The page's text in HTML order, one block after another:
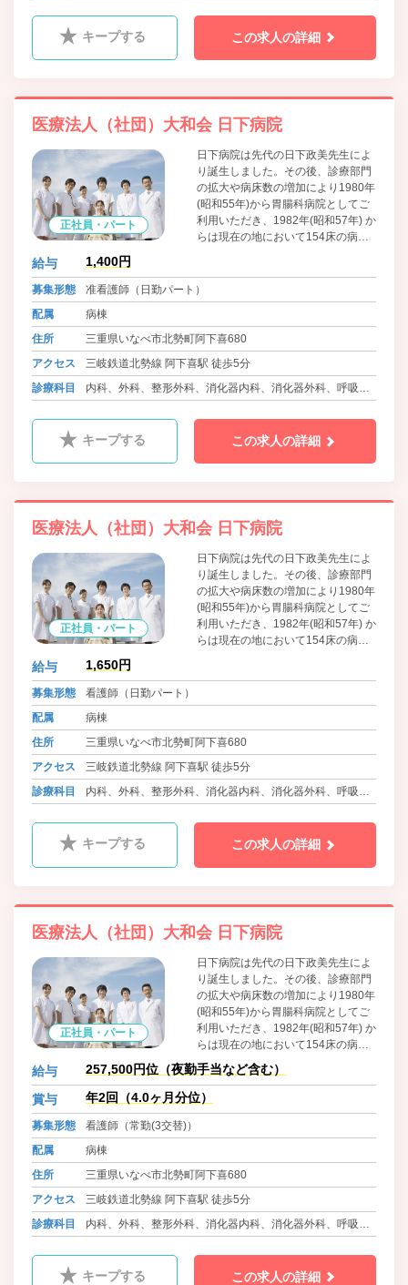
咽喉科、皮膚科、ﾘﾊﾋﾞﾘﾃｰｼｮﾝ科、リウマチ科、放射線科、
キープする この求人の詳細
医療法人（社団）大和会 日下病院
正社員・パート
日下病院は先代の日下政美先生によ
り誕生しました。その後、診療部門
の拡大や病床数の増加により1980年
(昭和55年)から胃腸科病院としてご
利用いただき、1982年(昭和57年) か
らは現在の地において154床の病院
だけるように、質の高い信頼される
医療の提供に努力しております。
給与 1,400円
募集形態
准看護師（日勤パート）
配属
病棟
住所
三重県いなべ市北勢町阿下喜680
アクセス
三岐鉄道北勢線 阿下喜駅 徒歩5分
診療科目
内科、外科、整形外科、消化器内科、消化器外科、呼吸器
咽喉科、皮膚科、ﾘﾊﾋﾞﾘﾃｰｼｮﾝ科、リウマチ科、放射線科、
キープする この求人の詳細
医療法人（社団）大和会 日下病院
正社員・パート
日下病院は先代の日下政美先生によ
り誕生しました。その後、診療部門
の拡大や病床数の増加により1980年
(昭和55年)から胃腸科病院としてご
利用いただき、1982年(昭和57年) か
らは現在の地において154床の病院
医療の提供に努力しております。
給与 1,650円
募集形態
看護師（日勤パート）
配属
病棟
住所
三重県いなべ市北勢町阿下喜680
アクセス
三岐鉄道北勢線 阿下喜駅 徒歩5分
診療科目
内科、外科、整形外科、消化器内科、消化器外科、呼吸器
咽喉科、皮膚科、ﾘﾊﾋﾞﾘﾃｰｼｮﾝ科、リウマチ科、放射線科、
キープする この求人の詳細
医療法人（社団）大和会 日下病院
正社員・パート
日下病院は先代の日下政美先生によ
り誕生しました。その後、診療部門
の拡大や病床数の増加により1980年
(昭和55年)から胃腸科病院としてご
利用いただき、1982年(昭和57年) か
らは現在の地において154床の病院
として出発しました。それ以来、快
適な環境の中で心身共に癒していた
だけるように、質の高い信頼される
給与 257,500円位（夜勤手当など含む）
賞与 年2回（4.0ヶ月分位）
募集形態
看護師（常勤(3交替)）
配属
病棟
住所
三重県いなべ市北勢町阿下喜680
アクセス
三岐鉄道北勢線 阿下喜駅 徒歩5分
診療科目
内科、外科、整形外科、消化器内科、消化器外科、呼吸器
咽喉科、皮膚科、ﾘﾊﾋﾞﾘﾃｰｼｮﾝ科、リウマチ科、放射線科、
キープする この求人の詳細